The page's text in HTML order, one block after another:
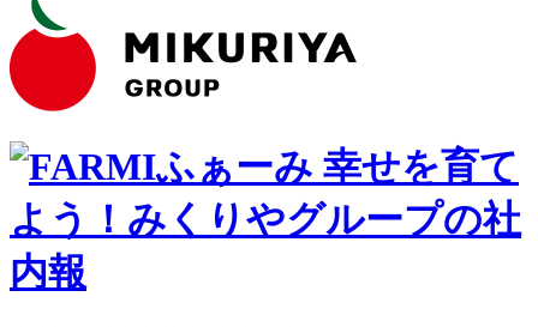
幸せを育て
よう！みくりやグループの社
内報